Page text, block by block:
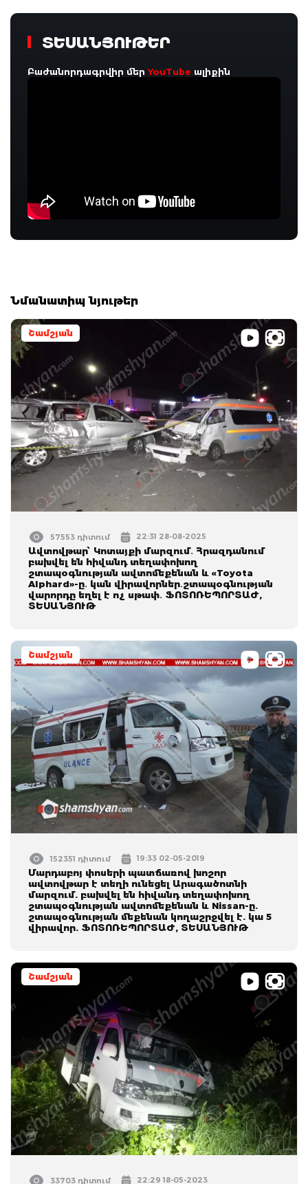
ՏԵՍԱՆՅՈՒԹԵՐ
Բաժանորդագրվիր մերYouTube ալիքին
Նմանատիպ նյութեր
Շամշյան
57553 դիտում 22:31 28-08-2025
Ավտովթար՝ Կոտայքի մարզում․ Հրազդանում
բախվել են հիվանդ տեղափոխող
շտապօգնության ավտոմեքենան և «Toyota
Alphard»-ը․ կան վիրավորներ․շտապօգնության
վարորդը եղել է ոչ սթափ․ ՖՈՏՈՌԵՊՈՐՏԱԺ,
ՏԵՍԱՆՅՈՒԹ
Շամշյան
152351 դիտում 19:33 02-05-2019
Մարդաբոյ փոսերի պատճառով խոշոր
ավտովթար է տեղի ունեցել Արագածոտնի
մարզում. բախվել են հիվանդ տեղափոխող
շտապօգնության ավտոմեքենան և Nissan-ը.
շտապօգնության մեքենան կողաշրջվել է. կա 5
վիրավոր. ՖՈՏՈՌԵՊՈՐՏԱԺ, ՏԵՍԱՆՅՈՒԹ
Շամշյան
33703 դիտում 22:29 18-05-2023